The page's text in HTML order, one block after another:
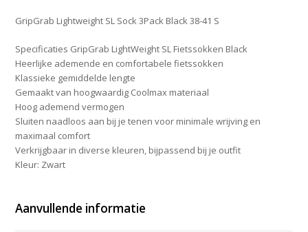
GripGrab Lightweight SL Sock 3Pack Black 38-41 S
Specificaties GripGrab LightWeight SL Fietssokken Black
Heerlijke ademende en comfortabele fietssokken
Klassieke gemiddelde lengte
Gemaakt van hoogwaardig Coolmax materiaal
Hoog ademend vermogen
Sluiten naadloos aan bij je tenen voor minimale wrijving en
maximaal comfort
Verkrijgbaar in diverse kleuren, bijpassend bij je outfit
Kleur: Zwart
Aanvullende informatie